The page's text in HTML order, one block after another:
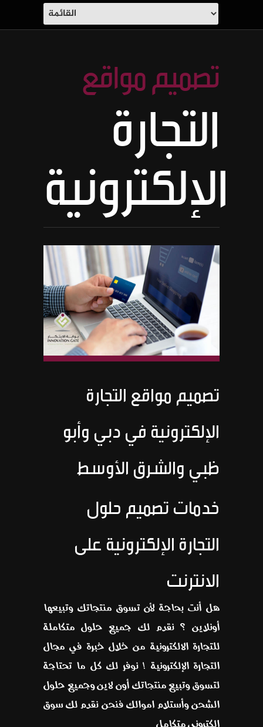
تصميم مواقع
التجارة
الإلكترونية
تصميم مواقع التجارة
الإلكترونية في دبي وأبو
ظبي والشرق الأوسط
خدمات تصميم حلول
التجارة الإلكترونية على
الانترنت
هل أنت بحاجة لأن تسوق منتجاتك وتبيعها
أونلاين ؟ نقدم لك جميع حلول متكاملة
للتجارة الالكترونية من خلال خبرة في مجال
التجارة الإلكترونية ! نوفر لك كل ما تحتاجة
لتسوق وتبيع منتجاتك أون لاين وجميع حلول
الشحن وأستلام اموالك فنحن نقدم لك سوق